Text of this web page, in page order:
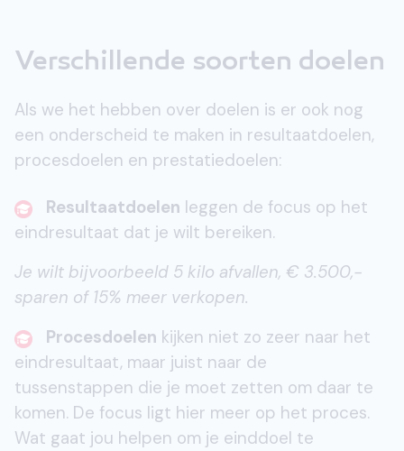
Verschillende soorten doelen
Als we het hebben over doelen is er ook nog
een onderscheid te maken in resultaatdoelen,
procesdoelen en prestatiedoelen:
Resultaatdoelen leggen de focus op het
eindresultaat dat je wilt bereiken.
Je wilt bijvoorbeeld 5 kilo afvallen, € 3.500,-
sparen of 15% meer verkopen.
Procesdoelen kijken niet zo zeer naar het
eindresultaat, maar juist naar de
tussenstappen die je moet zetten om daar te
komen. De focus ligt hier meer op het proces.
Wat gaat jou helpen om je einddoel te